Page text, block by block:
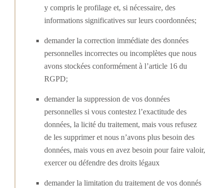
y compris le profilage et, si nécessaire, des
informations significatives sur leurs coordonnées;
demander la correction immédiate des données
personnelles incorrectes ou incomplètes que nous
avons stockées conformément à l’article 16 du
RGPD;
demander la suppression de vos données
personnelles si vous contestez l’exactitude des
données, la licité du traitement, mais vous refusez
de les supprimer et nous n’avons plus besoin des
données, mais vous en avez besoin pour faire valoir,
exercer ou défendre des droits légaux
demander la limitation du traitement de vos donnés